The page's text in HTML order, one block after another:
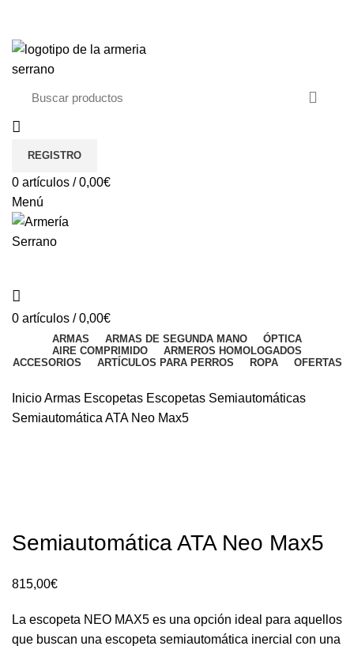
REGISTRO
0 artículos / 0,00€
Menú
0 artículos / 0,00€
ARMAS ARMAS DE SEGUNDA MANO
ÓPTICA
AIRE COMPRIMIDO
ARMEROS HOMOLOGADOS
ACCESORIOS
ARTÍCULOS PARA PERROS ROPA OFERTAS
InicioArmas Escopetas Escopetas Semiautomáticas
Semiautomática ATA Neo Max5
Semiautomática ATA Neo Max5
815,00€
La escopeta NEO MAX5 es una opción ideal para aquellos
que buscan una escopeta semiautomática inercial con una